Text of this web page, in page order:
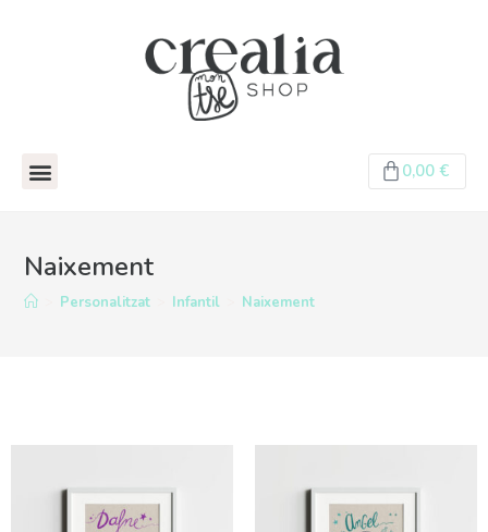
0,00 €
Naixement
Personalitzat Infantil Naixement